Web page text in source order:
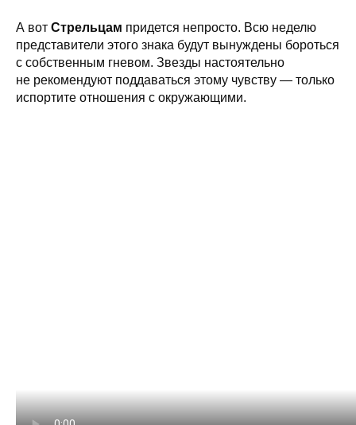
А вот Стрельцам придется непросто. Всю неделю
представители этого знака будут вынуждены бороться
с собственным гневом. Звезды настоятельно
не рекомендуют поддаваться этому чувству — только
испортите отношения с окружающими.